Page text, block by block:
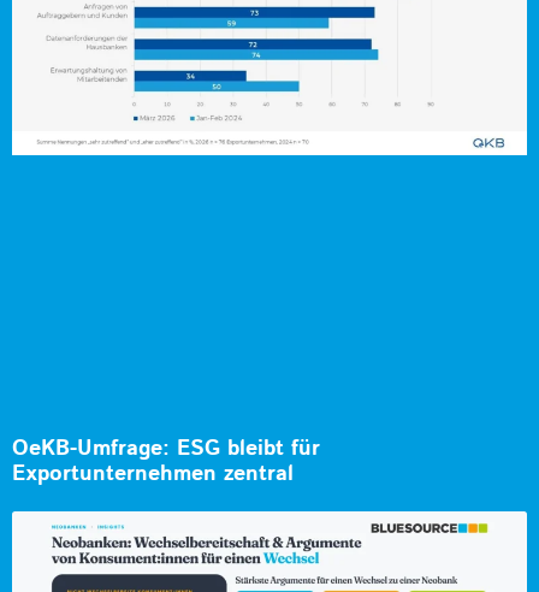
OeKB-Umfrage: ESG bleibt für
Exportunternehmen zentral